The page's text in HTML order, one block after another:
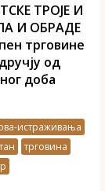
ТРОЈЕ И
И ОБРАДЕ
трговине
од
доба
истраживања
трговина